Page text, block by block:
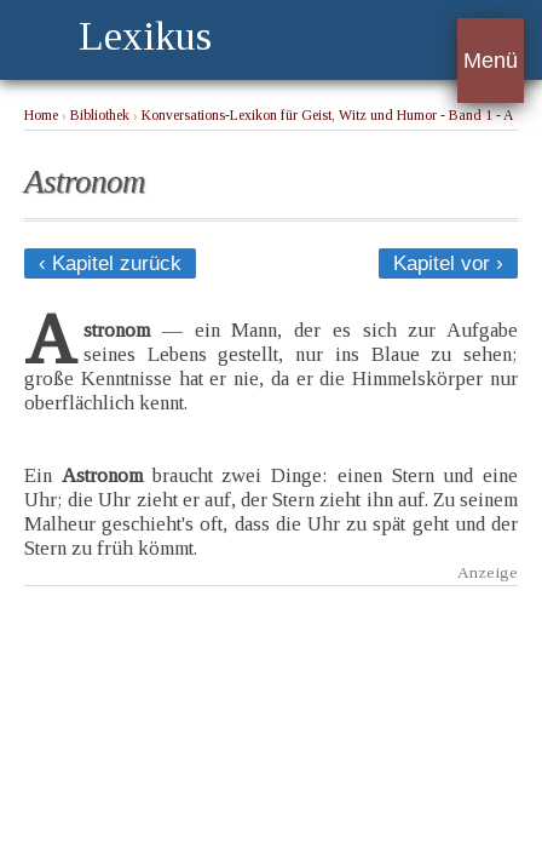
Lexikus
Menü
Home › Bibliothek › Konversations-Lexikon für Geist, Witz und Humor - Band 1 - A
Astronom
‹ Kapitel zurück Kapitel vor ›
A stronom— ein Mann, der es sich zur Aufgabe
seines Lebens gestellt, nur ins Blaue zu sehen;
große Kenntnisse hat er nie, da er die Himmelskörper nur
oberflächlich kennt.
Ein Astronombraucht zwei Dinge: einen Stern und eine
Uhr; die Uhr zieht er auf, der Stern zieht ihn auf. Zu seinem
Malheur geschieht's oft, dass die Uhr zu spät geht und der
Stern zu früh kömmt.